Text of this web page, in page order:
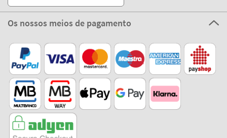
Os nossos meios de pagamento